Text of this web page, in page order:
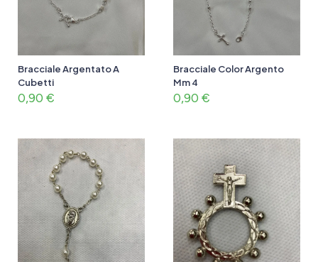
Bracciale Argentato A
Cubetti
0,90 €
Bracciale Color Argento
Mm 4
0,90 €